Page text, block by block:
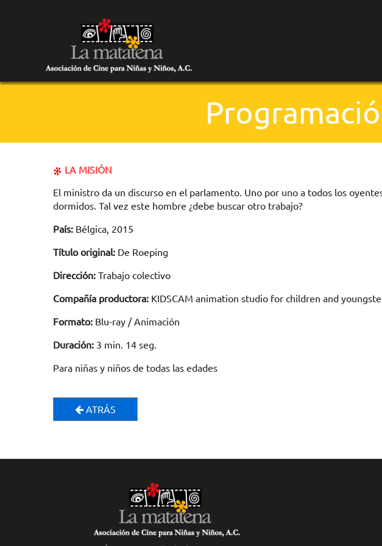
LA MISIÓN
El ministro da un discurso en el parlamento. Uno por uno a todos los
dormidos. Tal vez este hombre ¿debe buscar otro trabajo?
País: Bélgica, 2015
Título original: De Roeping
Dirección: Trabajo colectivo
Compañía productora: KIDSCAM animation studio for children and
Formato: Blu-ray / Animación
Duración: 3 min. 14 seg.
Para niñas y niños de todas las edades
ATRÁS